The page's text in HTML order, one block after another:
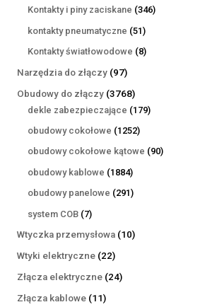
produktów
Kontakty i piny zaciskane 346346
kontakty pneumatyczne 5151
produktów
Kontakty światłowodowe 88
Narzędzia do złączy 9797
produktów
Obudowy do złączy 37683768
produktów
dekle zabezpieczające 179179
obudowy cokołowe 12521252
produkty
obudowy cokołowe kątowe 9090
obudowy kablowe 18841884
produkty
obudowy panelowe 291291
system COB 77
produktów
Wtyczka przemysłowa 1010
Wtyki elektryczne 2222
produkty
Złącza elektryczne 2424
Złącza kablowe 1111